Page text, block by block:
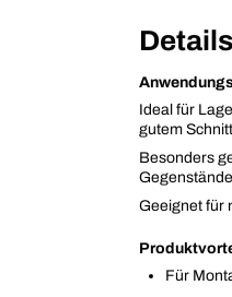
Details
Ideal für
gutem
Besonders
Geeignet für
Für